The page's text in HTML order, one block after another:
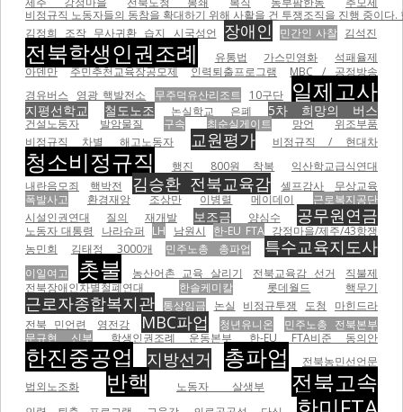
비정규직 노동자들의 동참을 확대하기 위해 사활을 건 투쟁조직을 진행 중이다.
김정희
조작 무사귀환 습지 시국성언 장애인 민간인 사찰 김석진
전북학생인권조례 유통법 가스민영화
석패율제
아덴만
주민추천교육장공모제 인력퇴출프로그램
MBC / 공정방송
경유버스
영광 핵발전소 무주덕유산리조트 10구단 일제고사
지평선학교 철도노조 논실학교 은폐 5차 희망의 버스
건설노동자 발암물질 구속 최순실게이트 망언
위조부품
비정규직 차별
해고노동자 교원평가 비정규직 / 현대차
청소비정규직 행진 800원 착복
익산학교급식연대
내란음모죄
핵박전 김승환 전북교육감 셀프감사
무상교육
폭발사고
환경재앙 조상만 이병렬 메이데이
근로복지공단
시설인권연대
질의 재개발 보조금 양심수 공무원연금
노동자 대통령 나라슈퍼 LH 남원시 한-EU FTA 강정마을/제주/43항쟁
농민회
김태정 3000개 민주노총 총파업 특수교육지도사
이일여고 촛불 농산어촌 교육 살리기 전북교육감 선거
직불제
전북장애인차별철폐연대
한솔케미칼 롯데월드 핵무기
근로자종합복지관 통상임금 논실 비정규투쟁 도청
마힌드라
전북 민언련
영전강 MBC파업 청년유니온
민주노총 전북본부
문규현 신부
학생인권조례 운동본부 한-EU FTA비준 동의안
한진중공업 지방선거 총파업
전북농민선언문
법외노조화
반핵 노동자 살생부 전북고속